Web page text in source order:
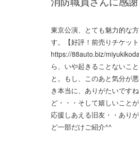
東京公演、とても魅力的な
す。【好評！前売りチケッ
https://88auto.biz/
ら、いや起きることないこ
と。もし、このあと気分が
き本当に、ありがたいです
ど・・・そして嬉しいこと
応援しあえる旧友・・あり
ど一部だけご紹介^^